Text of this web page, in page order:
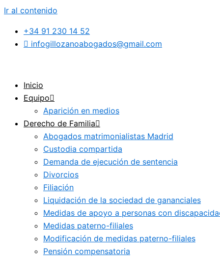
Ir al contenido
+34 91 230 14 52
infogillozanoabogados@gmail.com
Inicio
Equipo
Aparición en medios
Derecho de Familia
Abogados matrimonialistas Madrid
Custodia compartida
Demanda de ejecución de sentencia
Divorcios
Filiación
Liquidación de la sociedad de gananciales
Medidas de apoyo a personas con
Medidas paterno-filiales
Modificación de medidas paterno-filiales
Pensión compensatoria